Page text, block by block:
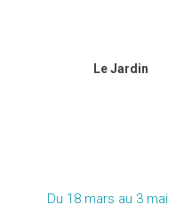
Le Jardin
Du 18 mars au 3 mai